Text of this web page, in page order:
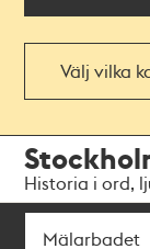
Välj vilka
navigationen
huvudinnehållet
Historia i ord,
Sök